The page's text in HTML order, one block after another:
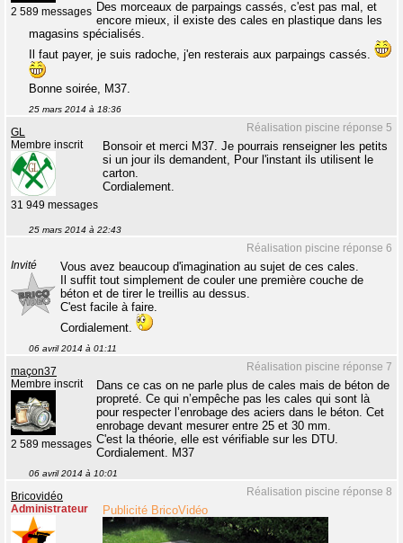
2 589 messages Des morceaux de parpaings cassés, c'est pas mal, et
encore mieux, il existe des cales en plastique dans les
magasins spécialisés.
Il faut payer, je suis radoche, j'en resterais aux parpaings cassés.
Bonne soirée, M37.
25 mars 2014 à 18:36
Réalisation piscine réponse 5
GL
Membre inscrit
31 949 messages
Bonsoir et merci M37. Je pourrais renseigner les petits
si un jour ils demandent, Pour l'instant ils utilisent le
carton.
Cordialement.
25 mars 2014 à 22:43
Réalisation piscine réponse 6
Invité
Vous avez beaucoup d'imagination au sujet de ces cales.
Il suffit tout simplement de couler une première couche de
béton et de tirer le treillis au dessus.
C'est facile à faire.
Cordialement.
06 avril 2014 à 01:11
Réalisation piscine réponse 7
maçon37
Membre inscrit
2 589 messages
Dans ce cas on ne parle plus de cales mais de béton de
propreté. Ce qui n’empêche pas les cales qui sont là
pour respecter l’enrobage des aciers dans le béton. Cet
enrobage devant mesurer entre 25 et 30 mm.
C'est la théorie, elle est vérifiable sur les DTU.
Cordialement. M37
06 avril 2014 à 10:01
Réalisation piscine réponse 8
Bricovidéo
Administrateur
Publicité BricoVidéo